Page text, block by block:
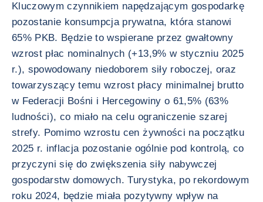
Kluczowym czynnikiem napędzającym gospodarkę
pozostanie konsumpcja prywatna, która stanowi
65% PKB. Będzie to wspierane przez gwałtowny
wzrost płac nominalnych (+13,9% w styczniu 2025
r.), spowodowany niedoborem siły roboczej, oraz
towarzyszący temu wzrost płacy minimalnej brutto
w Federacji Bośni i Hercegowiny o 61,5% (63%
ludności), co miało na celu ograniczenie szarej
strefy. Pomimo wzrostu cen żywności na początku
2025 r. inflacja pozostanie ogólnie pod kontrolą, co
przyczyni się do zwiększenia siły nabywczej
gospodarstw domowych. Turystyka, po rekordowym
roku 2024, będzie miała pozytywny wpływ na